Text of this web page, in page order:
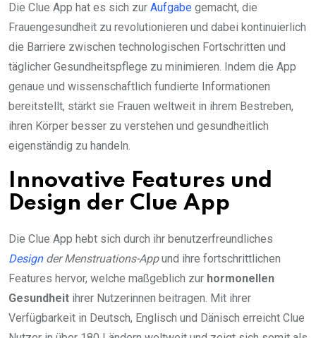
Die Clue App hat es sich zur Aufgabe gemacht, die
Frauengesundheit zu revolutionieren und dabei kontinuierlich
die Barriere zwischen technologischen Fortschritten und
täglicher Gesundheitspflege zu minimieren. Indem die App
genaue und wissenschaftlich fundierte Informationen
bereitstellt, stärkt sie Frauen weltweit in ihrem Bestreben,
ihren Körper besser zu verstehen und gesundheitlich
eigenständig zu handeln.
Innovative Features und
Design der Clue App
Die Clue App hebt sich durch ihr benutzerfreundliches
Designder Menstruations-Appund ihre fortschrittlichen
Features hervor, welche maßgeblich zur hormonellen
Gesundheit ihrer Nutzerinnen beitragen. Mit ihrer
Verfügbarkeit in Deutsch, Englisch und Dänisch erreicht Clue